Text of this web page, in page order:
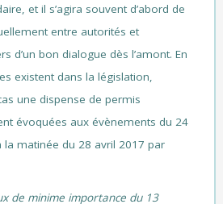
et il s’agira souvent d’abord de
entre autorités et
d’un bon dialogue dès l’amont. En
existent dans la législation,
une dispense de permis
évoquées aux évènements du 24
la matinée du 28 avril 2017 par
de minime importance du 13